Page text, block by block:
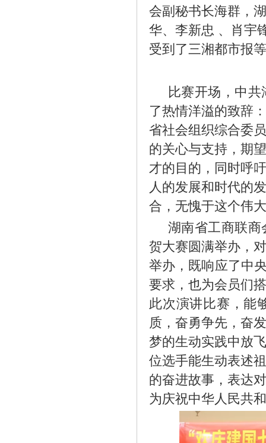
会副秘书长海群，
华、李新忠 、肖宇
受到了三湘都市报
比赛开场，中
了热情洋溢的致辞
省社会组织综合委
的关心与支持，期
才的目的，同时呼
人的发展和时代的
合，无愧于这个伟
湖南省工商联商
贺大赛圆满举办，
举办，既响应了中
要求，也为会员们
此次演讲比赛，能
质，奋勇争先，奋
梦的生动实践中放
位选手能生动表述
的奋进故事，表达
为庆祝中华人民共